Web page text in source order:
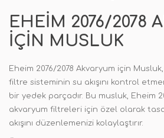
EHEIM 2076/2078
IÇIN MUSLUK
Eheim 2076/2078 Akvaryum için
filtre sisteminin su akışını kontrol
bir yedek parçadır. Bu musluk, Eheim
akvaryum filtreleri için özel olarak
akışını düzenlemenizi kolaylaştırır.